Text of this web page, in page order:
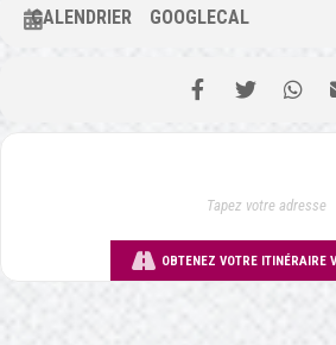
CALENDRIER GOOGLECAL
OBTENEZ VOTRE ITINÉRAIRE